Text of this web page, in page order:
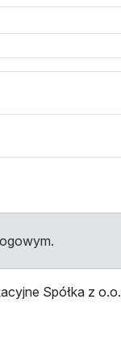
Spółka z o.o.